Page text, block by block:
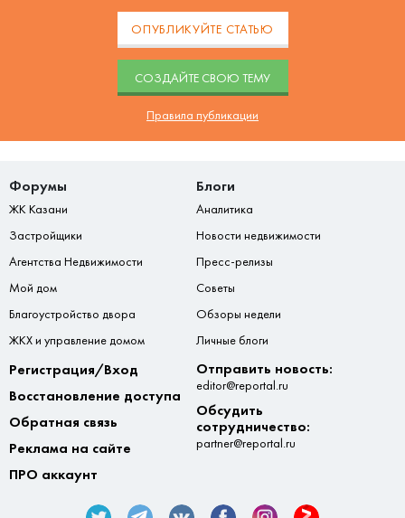
ОПУБЛИКУЙТЕ СТАТЬЮ
CОЗДАЙТЕ СВОЮ ТЕМУ
Правила публикации
Форумы
ЖК Казани
Застройщики
Агентства Недвижимости
Мой дом
Благоустройство двора
ЖКХ и управление домом
Блоги
Аналитика
Новости недвижимости
Пресс-релизы
Советы
Обзоры недели
Личные блоги
Регистрация/Вход
Восстановление доступа
Обратная связь
Реклама на сайте
ПРО аккаунт
Отправить новость:
editor@reportal.ru
Обсудить
сотрудничество:
partner@reportal.ru